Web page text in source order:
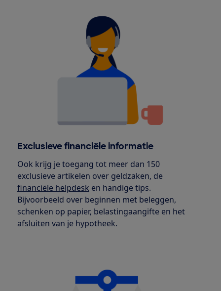
Exclusieve financiële informatie
Ook krijg je toegang tot meer dan 150
exclusieve artikelen over geldzaken, de
financiële helpdesk en handige tips.
Bijvoorbeeld over beginnen met beleggen,
schenken op papier, belastingaangifte en het
afsluiten van je hypotheek.